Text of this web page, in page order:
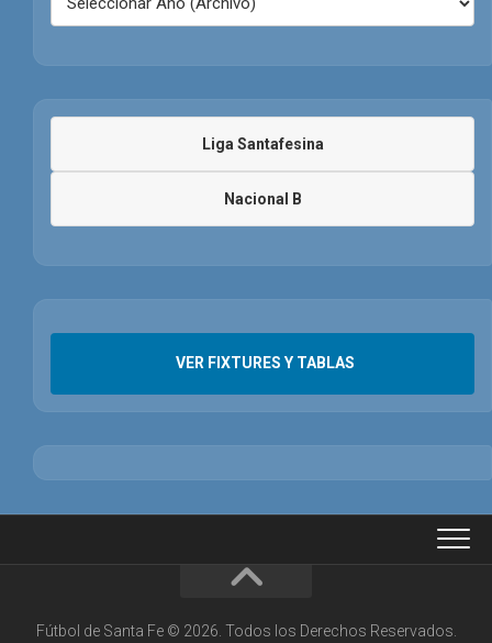
Liga Santafesina
Nacional B
VER FIXTURES Y TABLAS
Fútbol de Santa Fe © 2026. Todos los Derechos Reservados.